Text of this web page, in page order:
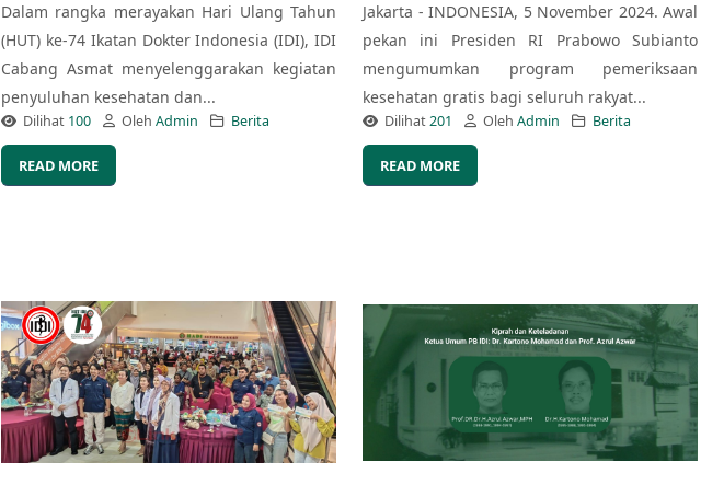
Dalam rangka merayakan Hari Ulang Tahun
(HUT) ke-74 Ikatan Dokter Indonesia (IDI), IDI
Cabang Asmat menyelenggarakan kegiatan
penyuluhan kesehatan dan...
Dilihat 100 Oleh Admin Berita
READ MORE
Jakarta - INDONESIA, 5 November 2024. Awal
pekan ini Presiden RI Prabowo Subianto
mengumumkan program pemeriksaan
kesehatan gratis bagi seluruh rakyat...
Dilihat201 Oleh Admin Berita
READ MORE